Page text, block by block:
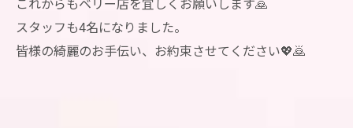
スタッフも4名になりました。
皆様の綺麗のお手伝い、お約束させてください💖🙇